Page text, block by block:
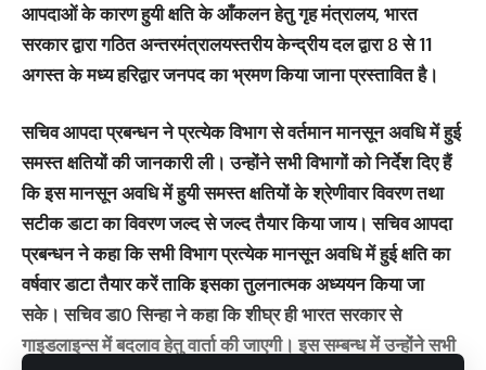
आपदाओं के कारण हुयी क्षति के आँकलन हेतु गृह मंत्रालय, भारत
सरकार द्वारा गठित अन्तरमंत्रालयस्तरीय केन्द्रीय दल द्वारा 8 से 11
अगस्त के मध्य हरिद्वार जनपद का भ्रमण किया जाना प्रस्तावित है।
सचिव आपदा प्रबन्धन ने प्रत्येक विभाग से वर्तमान मानसून अवधि में हुई
समस्त क्षतियों की जानकारी ली। उन्होंने सभी विभागों को निर्देश दिए हैं
कि इस मानसून अवधि में हुयी समस्त क्षतियों के श्रेणीवार विवरण तथा
सटीक डाटा का विवरण जल्द से जल्द तैयार किया जाय। सचिव आपदा
प्रबन्धन ने कहा कि सभी विभाग प्रत्येक मानसून अवधि में हुई क्षति का
वर्षवार डाटा तैयार करें ताकि इसका तुलनात्मक अध्ययन किया जा
सके। सचिव डा0 सिन्हा ने कहा कि शीघ्र ही भारत सरकार से
गाइडलाइन्स में बदलाव हेतु वार्ता की जाएगी। इस सम्बन्ध में उन्होंने सभी